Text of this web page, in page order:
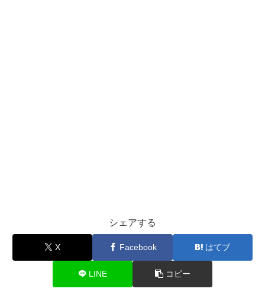
シェアする
X Facebook はてブ
LINE コピー